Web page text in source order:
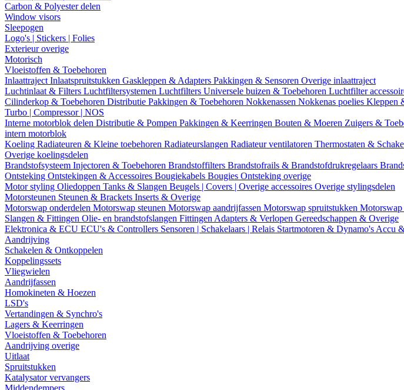
Carbon & Polyester delen
Window visors
Sleepogen
Logo's | Stickers | Folies
Exterieur overige
Motorisch
Vloeistoffen & Toebehoren
Inlaattraject Inlaatspruitstukken Gaskleppen & Adapters Pakkingen & Sensoren Overige inlaattraject
Luchtinlaat & Filters Luchtfiltersystemen Luchtfilters Universele buizen & Toebehoren Luchtfilter
Cilinderkop & Toebehoren Distributie Pakkingen & Toebehoren Nokkenassen Nokkenas poelies Kleppen
Turbo | Compressor | NOS
Interne motorblok delen Distributie & Pompen Pakkingen & Keerringen Bouten & Moeren Zuigers &
intern motorblok
Koeling Radiateuren & Kleine toebehoren Radiateurslangen Radiateur ventilatoren Thermostaten &
Overige koelingsdelen
Brandstofsysteem Injectoren & Toebehoren Brandstoffilters Brandstofrails & Brandstofdrukregelaars
Ontsteking Ontstekingen & Accessoires Bougiekabels Bougies Ontsteking overige
Motor styling Oliedoppen Tanks & Slangen Beugels | Covers | Overige accessoires Overige stylingsdelen
Motorsteunen Steunen & Brackets Inserts & Overige
Motorswap onderdelen Motorswap steunen Motorswap aandrijfassen Motorswap spruitstukken Motorswap
Slangen & Fittingen Olie- en brandstofslangen Fittingen Adapters & Verlopen Gereedschappen & Overige
Elektronica & ECU ECU's & Controllers Sensoren | Schakelaars | Relais Startmotoren & Dynamo's Accu
Aandrijving
Schakelen & Ontkoppelen
Koppelingssets
Vliegwielen
Aandrijfassen
Homokineten & Hoezen
LSD's
Vertandingen & Synchro's
Lagers & Keerringen
Vloeistoffen & Toebehoren
Aandrijving overige
Uitlaat
Spruitstukken
Katalysator vervangers
Middendempers